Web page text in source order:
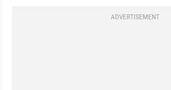
ADVERTISEMENT